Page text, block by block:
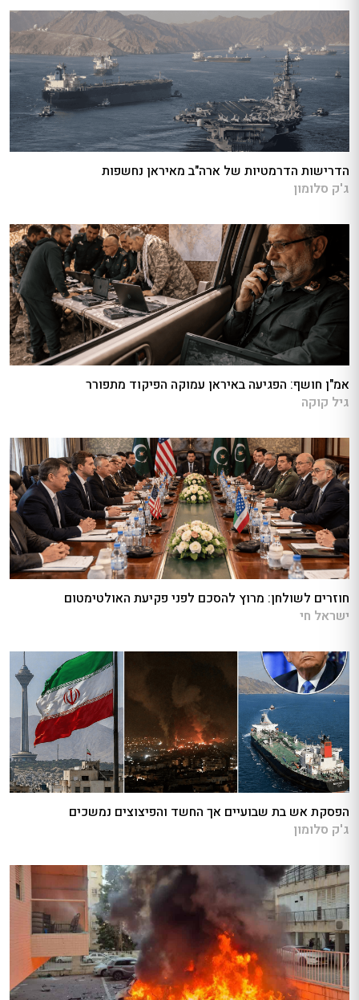
הדרישות הדרמטיות של ארה"ב מאיראן נחשפות
ג'ק סלומון
אמ"ן חושף: הפגיעה באיראן עמוקה הפיקוד מתפורר
גיל קוקה
חוזרים לשולחן: מרוץ להסכם לפני פקיעת האולטימטום
ישראל חי
הפסקת אש בת שבועיים אך החשד והפיצוצים נמשכים
ג'ק סלומון